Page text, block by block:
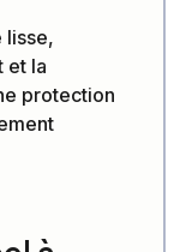
lisse,
et la
protection